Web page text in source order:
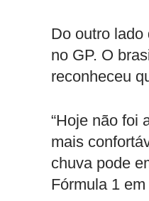
Do outro lado
no GP. O
reconheceu
“Hoje não foi
mais
chuva pode
Fórmula 1